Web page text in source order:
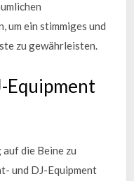
um ein stimmiges und
zu gewährleisten.
Equipment
die Beine zu
und DJ-Equipment